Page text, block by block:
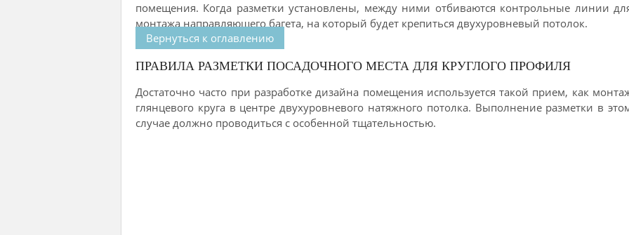
помещения. Когда разметки установлены, между ними отбиваются контрольные линии
монтажа направляющего багета, на который будет крепиться двухуровневый потолок.
Вернуться к оглавлению
ПРАВИЛА РАЗМЕТКИ ПОСАДОЧНОГО МЕСТА ДЛЯ КРУГЛОГО ПРОФИЛЯ
Достаточно часто при разработке дизайна помещения используется такой прием, как
глянцевого круга в центре двухуровневого натяжного потолка. Выполнение разметки в
случае должно проводиться с особенной тщательностью.